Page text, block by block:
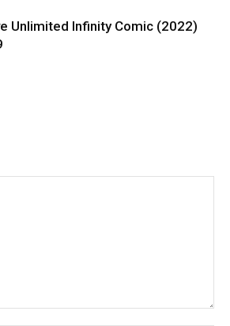
Unlimited Infinity Comic (2022)